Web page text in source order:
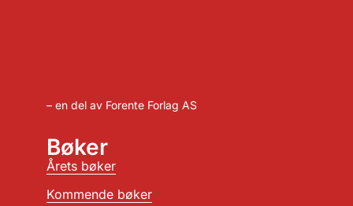
– en del av Forente Forlag AS
Bøker
Årets bøker
Kommende bøker